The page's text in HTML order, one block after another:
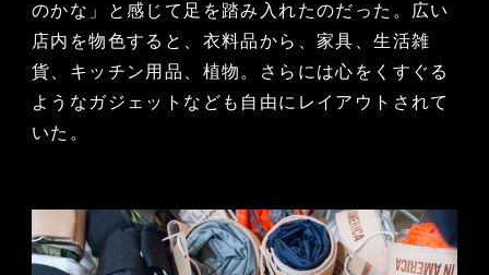
のかな」と感じて足を踏み入れたのだった。広い
店内を物色すると、衣料品から、家具、生活雑
貨、キッチン用品、植物。さらには心をくすぐる
ようなガジェットなども自由にレイアウトされて
いた。